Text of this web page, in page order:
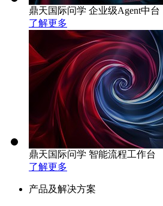
鼎天国际问学 企业级Agent中台
了解更多
鼎天国际问学 智能流程工作台
了解更多
产品及解决方案